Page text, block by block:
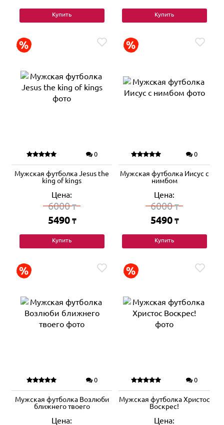
Купить Купить
0
Мужская футболка Jesus the
king of kings
Цена:
6000₸
5490 ₸
Купить
0
Мужская футболка Иисус с
нимбом
Цена:
6000₸
5490 ₸
Купить
0
Мужская футболка Возлюби
ближнего твоего
Цена:
0
Мужская футболка Христос
Воскрес!
Цена: